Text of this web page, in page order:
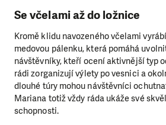
Se včelami až do ložnice
Kromě klidu navozeného včelami
medovou pálenku, která pomáhá
návštěvníky, kteří ocení aktivnější typ
rádi zorganizují výlety po vesnici a
dlouhé túry mohou návštěvníci
Mariana totiž vždy ráda ukáže své
schopnosti.